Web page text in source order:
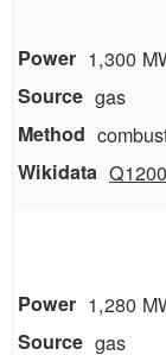
1,300
gas
1,280
gas